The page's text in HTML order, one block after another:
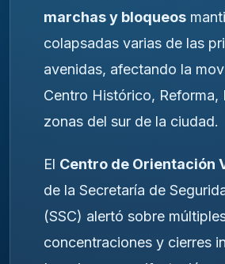
marchas y bloqueos
colapsadas varias de las
avenidas, afectando la
Centro Histórico, Reforma,
zonas del sur de la ciudad.
El Centro de Orientación
de la Secretaría de
(SSC) alertó sobre
concentraciones y cierres